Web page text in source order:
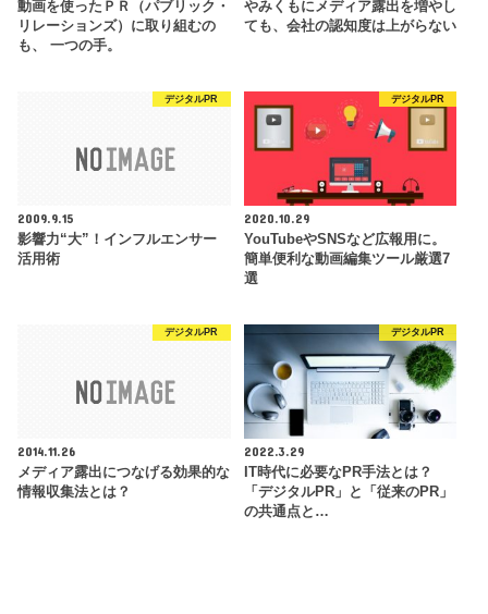
動画を使ったＰＲ（パブリック・
リレーションズ）に取り組むの
も、 一つの手。
やみくもにメディア露出を増やし
ても、会社の認知度は上がらない
デジタルPR
2009.9.15
影響力“大”！インフルエンサー
活用術
デジタルPR
2020.10.29
YouTubeやSNSなど広報用に。
簡単便利な動画編集ツール厳選7
選
デジタルPR
2014.11.26
メディア露出につなげる効果的な
情報収集法とは？
デジタルPR
2022.3.29
IT時代に必要なPR手法とは？
「デジタルPR」と「従来のPR」
の共通点と…